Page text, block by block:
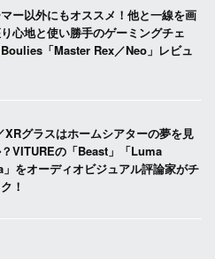
ー以外にもオススメ！他と一線を画
心地と使い勝手のゲーミングチェ
「Master Rex／Neo」レビュ
XRグラスはホームシアターの夢を見
VITUREの「Beast」「Luma
」をオーディオビジュアル評論家がチ
！